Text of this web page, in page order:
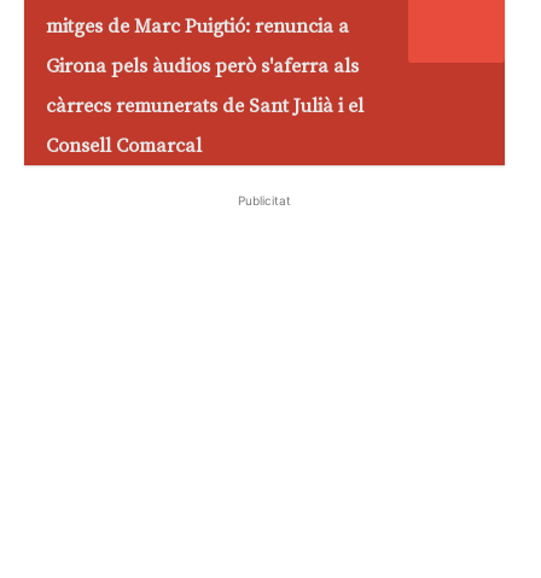
mitges de Marc Puigtió: renuncia a
Girona pels àudios però s'aferra als
càrrecs remunerats de Sant Julià i el
Consell Comarcal
Publicitat